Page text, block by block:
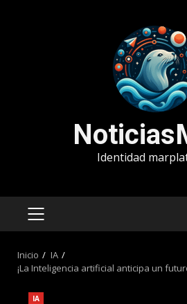
Identidad
MENÚ
Inicio
IA
¡La Inteligencia artificial anticipa un
IA